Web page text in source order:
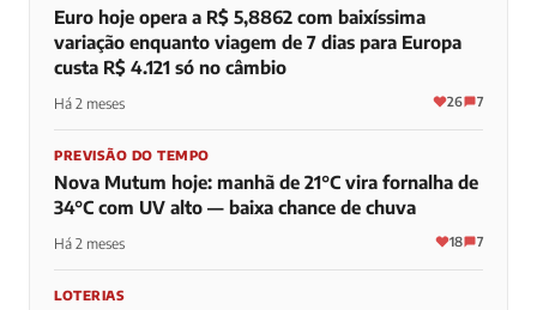
Euro hoje opera a R$ 5,8862 com baixíssima
variação enquanto viagem de 7 dias para Europa
custa R$ 4.121 só no câmbio
Há 2 meses 26 7
PREVISÃO DO TEMPO
Nova Mutum hoje: manhã de 21°C vira fornalha de
34°C com UV alto — baixa chance de chuva
Há 2 meses 18 7
LOTERIAS